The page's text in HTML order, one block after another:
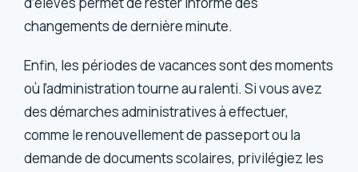
changements de dernière minute.
Enfin, les périodes de vacances sont des moments
où l’administration tourne au ralenti. Si vous avez
des démarches administratives à effectuer,
comme le renouvellement de passeport ou la
demande de documents scolaires, privilégiez les